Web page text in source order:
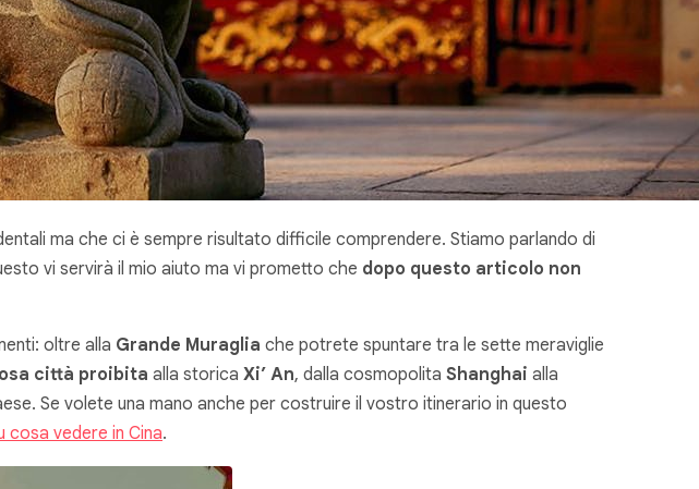
ma che ci è sempre risultato difficile comprendere. Stiamo parlando di
vi servirà il mio aiuto ma vi prometto che dopo questo articolo non
oltre alla Grande Muraglia che potrete spuntare tra le sette meraviglie
città proibita alla storica Xi’ An, dalla cosmopolita Shanghai alla
Se volete una mano anche per costruire il vostro itinerario in questo
vedere in Cina.